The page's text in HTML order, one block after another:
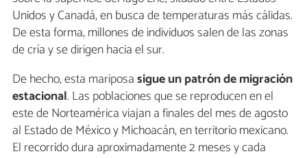
Unidos y Canadá, en busca de temperaturas más cálidas.
De esta forma, millones de individuos salen de las zonas
de cría y se dirigen hacia el sur.
De hecho, esta mariposasigue un patrón de migración
estacional. Las poblaciones que se reproducen en el
este de Norteamérica viajan a finales del mes de agosto
al Estado de México y Michoacán, en territorio mexicano.
El recorrido dura aproximadamente 2 meses y cada